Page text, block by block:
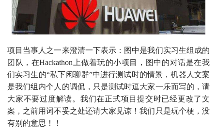
项目当事人之一来澄清一下表示：图中是我们实习生组成的
团队，在Hackathon上做着玩的小项目，图中的对话是在我
们实习生的“私下闲聊群”中进行测试时的情景，机器人文案
是我们组内个人的调侃，只是测试时逗大家一乐而写的，请
大家不要过度解读。我们在正式项目提交时已经更改了文
案，之前用词不妥之处还请大家见谅！我们只是玩个梗，没
有别的意思！！